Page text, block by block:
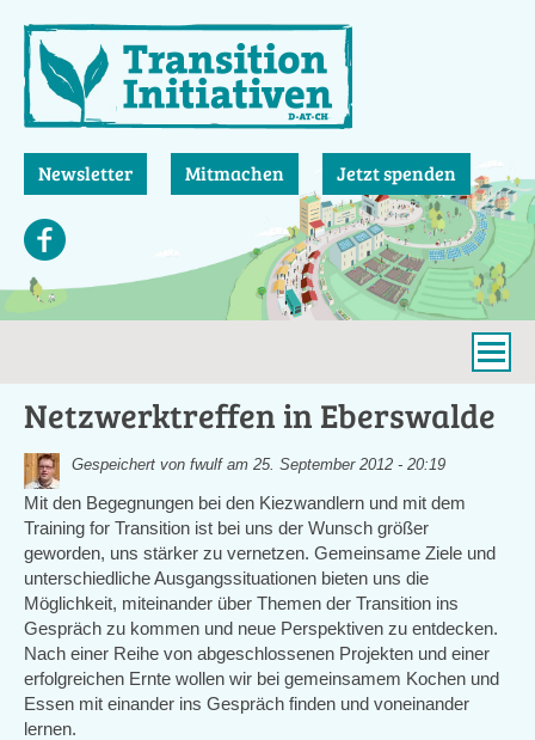
zum
Inhalt
Newsletter Mitmachen Jetzt spenden
Netzwerktreffen in Eberswalde
Gespeichert von fwulfam 25. September 2012 - 20:19
Mit den Begegnungen bei den Kiezwandlern und mit dem
Training for Transition ist bei uns der Wunsch größer
geworden, uns stärker zu vernetzen. Gemeinsame Ziele und
unterschiedliche Ausgangssituationen bieten uns die
Möglichkeit, miteinander über Themen der Transition ins
Gespräch zu kommen und neue Perspektiven zu entdecken.
Nach einer Reihe von abgeschlossenen Projekten und einer
erfolgreichen Ernte wollen wir bei gemeinsamem Kochen und
Essen mit einander ins Gespräch finden und voneinander
lernen.